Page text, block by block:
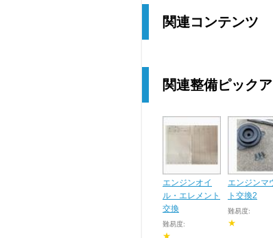
関連コンテンツ
関連整備ピック
エンジンオイ
ル・エレメント
交換
難易度:
★
エンジンマ
ト交換2
難易度:
★